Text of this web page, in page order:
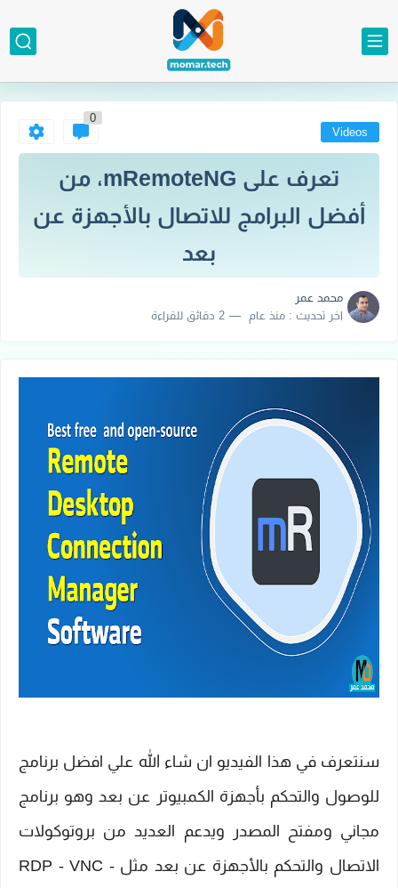
Videos
0
تعرف على mRemoteNG، من
أفضل البرامج للاتصال بالأجهزة عن
بعد
محمد عمر
اخر تحديث : منذ عام 2 دقائق للقراءة
سنتعرف في هذا الفيديو ان شاء الله علي افضل برنامج
للوصول والتحكم بأجهزة الكمبيوتر عن بعد وهو برنامج
مجاني ومفتح المصدر ويدعم العديد من بروتوكولات
الاتصال والتحكم بالأجهزة عن بعد مثل RDP - VNC -